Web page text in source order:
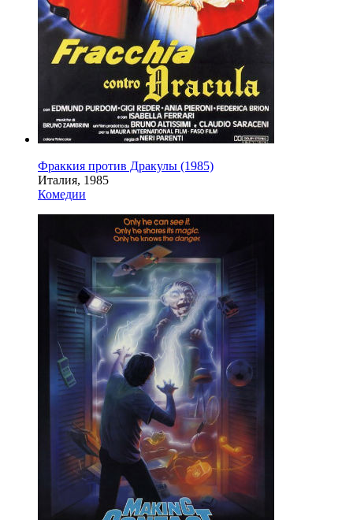
Фраккия против Дракулы (1985)
Италия, 1985
Комедии